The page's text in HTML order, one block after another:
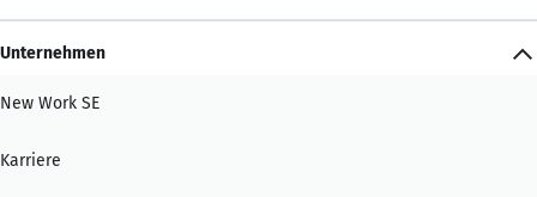
Unternehmen
New Work SE
Karriere